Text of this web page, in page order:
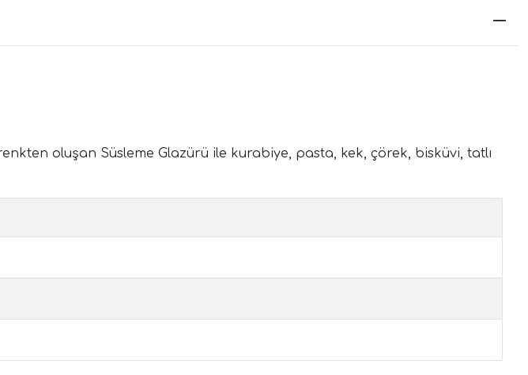
oluşan Süsleme Glazürü ile kurabiye, pasta, kek, çörek, bisküvi, tatlı